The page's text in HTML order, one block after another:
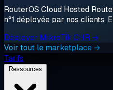
RouterOS Cloud Hosted
n°1 déployée par nos clients.
Déployer MikroTik CHR →
Voir tout le marketplace →
Tarifs